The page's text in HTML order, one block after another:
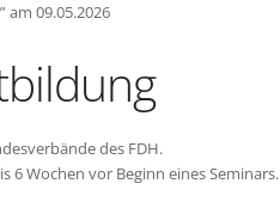
” am 09.05.2026
des FDH.
6 Wochen vor Beginn eines Seminars.